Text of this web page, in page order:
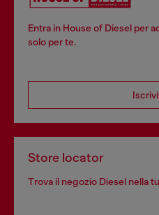
Entra in House of Diesel per
solo per te.
Store locator
Trova il negozio Diesel nella